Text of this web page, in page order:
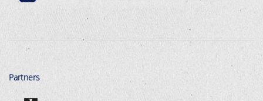
Partners